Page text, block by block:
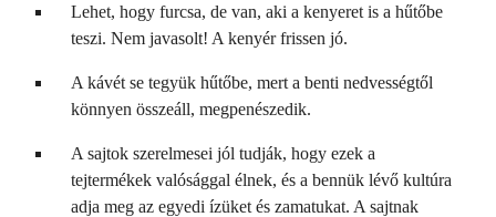
Lehet, hogy furcsa, de van, aki a kenyeret is a hűtőbe
teszi. Nem javasolt! A kenyér frissen jó.
A kávét se tegyük hűtőbe, mert a benti nedvességtől
könnyen összeáll, megpenészedik.
A sajtok szerelmesei jól tudják, hogy ezek a
tejtermékek valósággal élnek, és a bennük lévő kultúra
adja meg az egyedi ízüket és zamatukat. A sajtnak